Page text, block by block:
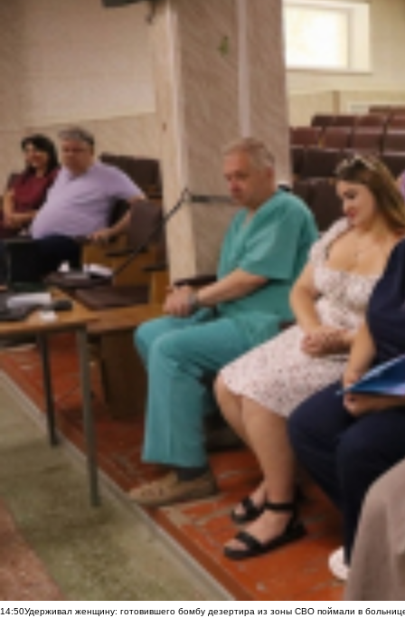
14:50Удерживал женщину: готовившего бомбу дезертира из зоны СВО поймали в